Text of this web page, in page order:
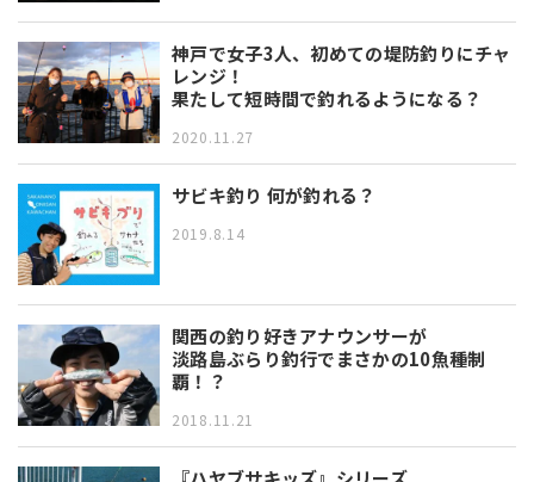
神戸で女子3人、初めての堤防釣りにチャ
レンジ！
果たして短時間で釣れるようになる？
2020.11.27
サビキ釣り 何が釣れる？
2019.8.14
関西の釣り好きアナウンサーが
淡路島ぶらり釣行でまさかの10魚種制
覇！？
2018.11.21